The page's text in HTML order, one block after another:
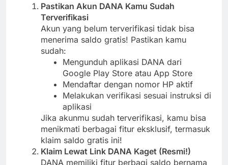
Pastikan Akun DANA Kamu Sudah
Terverifikasi
Akun yang belum terverifikasi tidak bisa
menerima saldo gratis! Pastikan kamu
sudah:
Mengunduh aplikasi DANA dari
Google Play Store atau App Store
Mendaftar dengan nomor HP aktif
Melakukan verifikasi sesuai instruksi di
aplikasi
Jika akunmu sudah terverifikasi, kamu bisa
menikmati berbagai fitur eksklusif, termasuk
klaim saldo gratis ini!
Klaim Lewat Link DANA Kaget (Resmi!)
DANA memiliki fitur berbagi saldo bernama